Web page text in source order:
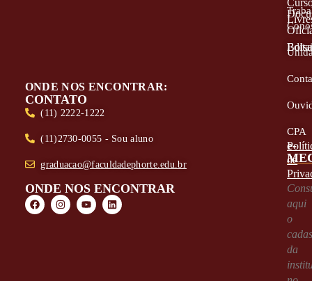
ONDE NOS ENCONTRAR:
CONTATO
(11) 2222-1222
(11)2730-0055 - Sou aluno
graduacao@faculdadephorte.edu.br
ONDE NOS ENCONTRAR
CPA
e-
aqui
o
da
de